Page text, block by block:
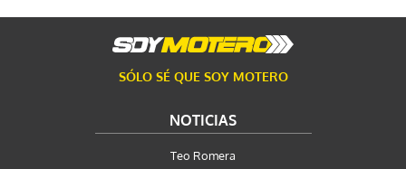
SÓLO SÉ QUE SOY MOTERO
NOTICIAS
Teo Romera